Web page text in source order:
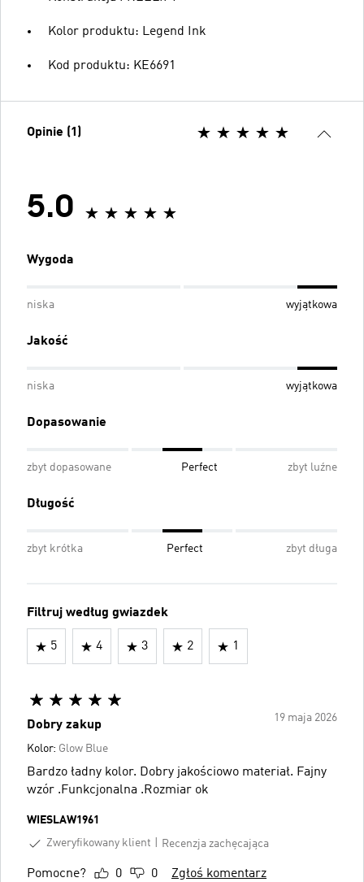
Kolor produktu: Legend Ink
Kod produktu: KE6691
Opinie (1)
5.0
Wygoda
niska wyjątkowa
Jakość
niska wyjątkowa
Dopasowanie
zbyt dopasowane Perfect zbyt luźne
Długość
zbyt krótka Perfect zbyt długa
Filtruj według gwiazdek
5 4 3 2 1
19 maja 2026
Dobry zakup
Kolor: Glow Blue
Bardzo ładny kolor. Dobry jakościowo materiał. Fajny
wzór .Funkcjonalna .Rozmiar ok
WIESLAW1961
Zweryfikowany klient
Recenzja zachęcająca
Pomocne? 0 0 Zgłoś komentarz